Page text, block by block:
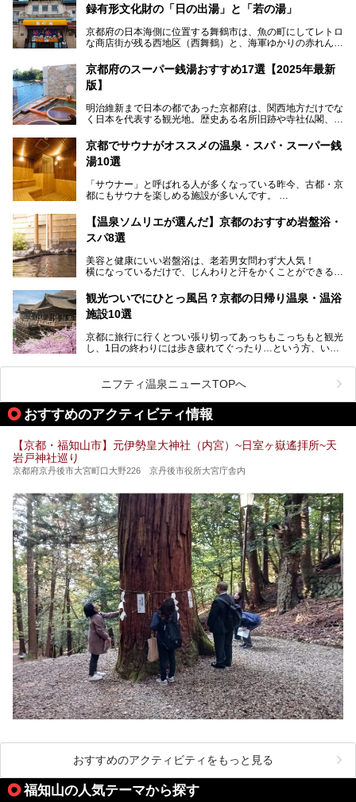
録有形文化財の「日の出湯」と「若の湯」
京都府の日本海側に位置する舞鶴市は、魚の町にしてレトロ
な商店街が残る西地区（西舞鶴）と、海軍ゆかりの赤れんが
ます。今回案内するのは西地区に今も残る2軒の銭湯「日の
出湯」と「若の湯」。いずれも国の登録有形文化財に指定さ
れた歴史ある建物でありながら、今も現役のお風呂屋さんで
漁師町や商店街で働く人々を支えてきたこの2軒の銭湯とと
ます。
───
この記事は京都府舞鶴市のPR記事です。
京都府のスーパー銭湯おすすめ17選【2025年最新
版】
明治維新まで日本の都であった京都府は、関西地方だけでな
く日本を代表する観光地。歴史ある名所旧跡や寺社仏閣、そ
今回は、そんな京都府で2025年現在おすすめのスーパー銭
湯を紹介します。
部でレジャー気分を満喫できる温泉施設まで、好みのスーパ
ー銭湯を探してみてくださいね。
京都でサウナがオススメの温泉・スパ・スーパー銭
湯10選
「サウナー」と呼ばれる人が多くなっている昨今、古都・京
都にもサウナを楽しめる施設が多いんです。
自分の好きなサウナを探すのもいいですが、さまざまなサウ
ナを体感してみたいですよね。
のある温浴施設を紹介します。
ウナを楽しみましょう！
【温泉ソムリエが選んだ】京都のおすすめ岩盤浴・
スパ8選
美容と健康にいい岩盤浴は、老若男女問わず大人気！
横になっているだけで、じんわりと汗をかくことができるの
地元の方はもちろん、旅先としても人気の京都。
観光のついでに岩盤浴のある温泉に浸かってリフレッシュす
今回は京都にある岩盤浴のある施設をピックアップしてご紹
観光ついでにひとっ風呂？京都の日帰り温泉・温浴
施設10選
京都に旅行に行くとつい張り切ってあっちもこっちもと観光
し、1日の終わりには歩き疲れてぐったり…という方、いま
そんな疲れた身体には温泉です！京都には、市内にも郊外に
も素晴らしい温泉がたくさんあります。そこで、日帰り利用
できるおすすめの温泉・温浴施設をまとめてみました。
ニフティ温泉ニュースTOPへ
おすすめのアクティビティ情報
【京都・福知山市】元伊勢皇大神社（内宮）~日室ヶ嶽遙拝所~天
岩戸神社巡り
京都府京丹後市大宮町口大野226 京丹後市役所大宮庁舎内
おすすめのアクティビティをもっと見る
福知山の人気テーマから探す